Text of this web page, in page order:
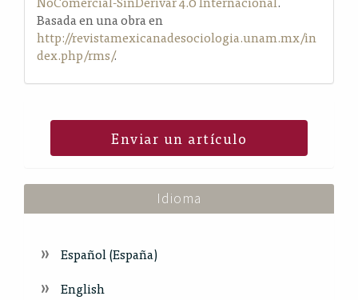
Basada en una obra en
http://revistamexicanadesociologia.unam.mx/in
dex.php/rms/.
Enviar un artículo
Idioma
Español (España)
English